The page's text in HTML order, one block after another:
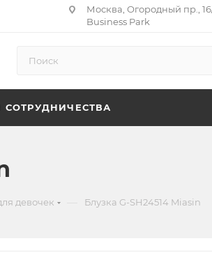
Москва, Огородный пр.,
Business Park
СОТРУДНИЧЕСТВА
девочек Блузка G-SH24514 Miasin